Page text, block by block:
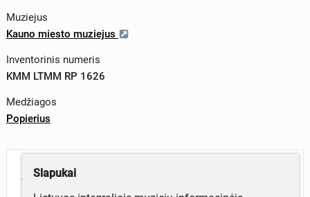
Muziejus
Kauno miesto muziejus
Inventorinis numeris
KMM LTMM RP 1626
Medžiagos
Popierius
Aprašymas
Slapukai